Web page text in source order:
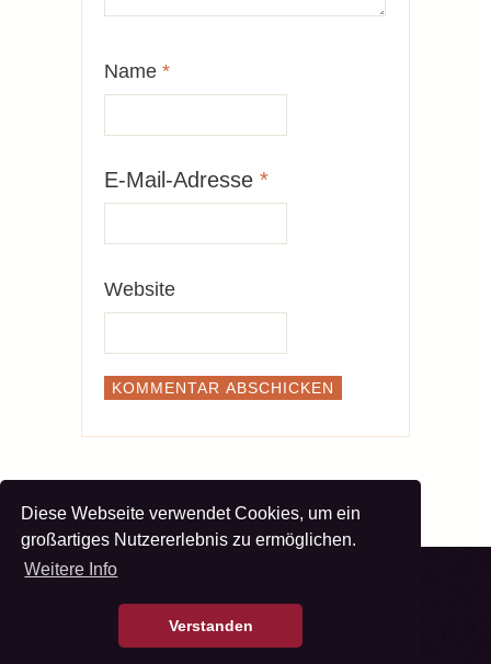
Diese Webseite verwendet Cookies, um ein
großartiges Nutzererlebnis zu ermöglichen.
Weitere Info
Verstanden
Name *
E-Mail-Adresse *
Website